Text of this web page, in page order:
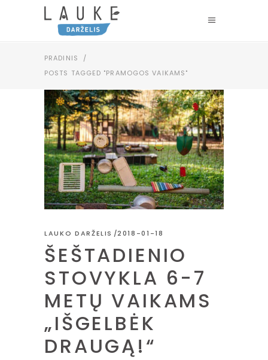
PRADINIS
/
POSTS TAGGED "PRAMOGOS VAIKAMS"
LAUKO DARŽELIS 2018-01-18
ŠEŠTADIENIO
STOVYKLA 6-7
METŲ VAIKAMS
„IŠGELBĖK
DRAUGĄ!“